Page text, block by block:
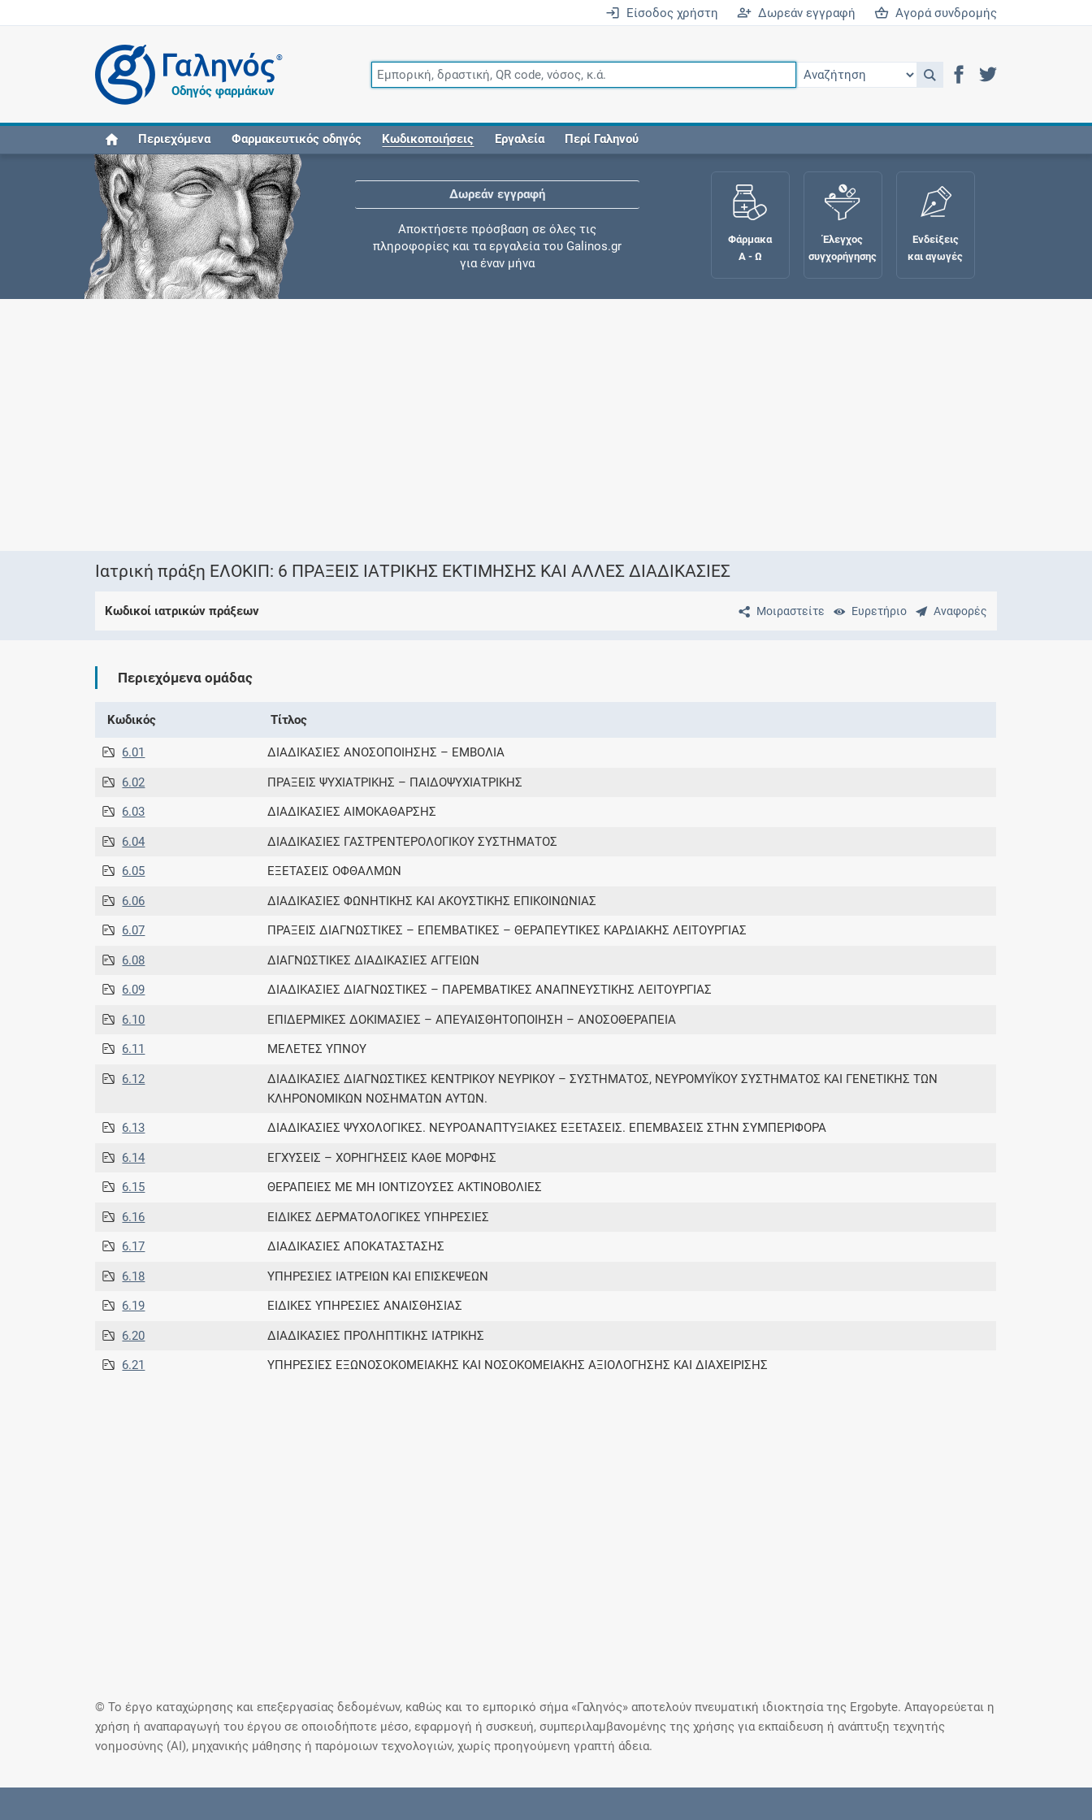
Είσοδος χρήστη Δωρεάν εγγραφή Αγορά συνδρομής
®
Οδηγός φαρμάκων
Περιεχόμενα Φαρμακευτικός οδηγός Κωδικοποιήσεις Εργαλεία Περί Γαληνού
Δωρεάν εγγραφή
Αποκτήσετε πρόσβαση σε όλες τις
πληροφορίες και τα εργαλεία του Galinos.gr
για έναν μήνα
Συνδρομές
Μάθετε περισσότερα για τα οφέλη και τις
προγραμμάτων
Ενδείξεις και αγωγές
Βρείτε θεραπευτικές ενδείξεις και αγωγές για
νόσους, συμπτώματα και ιατρικές πράξεις
Γνωρίζατε ότι...
Μοιραζόμαστε μαζί σας γεγονότα της
πορείας του Galinos.gr από το 2011 μέχρι
Φάρμακα
Α - Ω
Έλεγχος
συγχορήγησης
Ενδείξεις
και αγωγές
Ιατρική πράξη ΕΛΟΚΙΠ: 6 ΠΡΑΞΕΙΣ ΙΑΤΡΙΚΗΣ ΕΚΤΙΜΗΣΗΣ ΚΑΙ ΑΛΛΕΣ ΔΙΑΔΙΚΑΣΙΕΣ
Μοιραστείτε Ευρετήριο Αναφορές
Κωδικοί ιατρικών πράξεων
Περιεχόμενα ομάδας
Κωδικός Τίτλος
6.01 ΔΙΑΔΙΚΑΣΙΕΣ ΑΝΟΣΟΠΟΙΗΣΗΣ – ΕΜΒΟΛΙΑ
6.02 ΠΡΑΞΕΙΣ ΨΥΧΙΑΤΡΙΚΗΣ – ΠΑΙΔΟΨΥΧΙΑΤΡΙΚΗΣ
6.03 ΔΙΑΔΙΚΑΣΙΕΣ ΑΙΜΟΚΑΘΑΡΣΗΣ
6.04 ΔΙΑΔΙΚΑΣΙΕΣ ΓΑΣΤΡΕΝΤΕΡΟΛΟΓΙΚΟΥ ΣΥΣΤΗΜΑΤΟΣ
6.05 ΕΞΕΤΑΣΕΙΣ ΟΦΘΑΛΜΩΝ
6.06 ΔΙΑΔΙΚΑΣΙΕΣ ΦΩΝΗΤΙΚΗΣ ΚΑΙ ΑΚΟΥΣΤΙΚΗΣ ΕΠΙΚΟΙΝΩΝΙΑΣ
6.07 ΠΡΑΞΕΙΣ ΔΙΑΓΝΩΣΤΙΚΕΣ – ΕΠΕΜΒΑΤΙΚΕΣ – ΘΕΡΑΠΕΥΤΙΚΕΣ ΚΑΡΔΙΑΚΗΣ ΛΕΙΤΟΥΡΓΙΑΣ
6.08 ΔΙΑΓΝΩΣΤΙΚΕΣ ΔΙΑΔΙΚΑΣΙΕΣ ΑΓΓΕΙΩΝ
6.09 ΔΙΑΔΙΚΑΣΙΕΣ ΔΙΑΓΝΩΣΤΙΚΕΣ – ΠΑΡΕΜΒΑΤΙΚΕΣ ΑΝΑΠΝΕΥΣΤΙΚΗΣ ΛΕΙΤΟΥΡΓΙΑΣ
6.10 ΕΠΙΔΕΡΜΙΚΕΣ ΔΟΚΙΜΑΣΙΕΣ – ΑΠΕΥΑΙΣΘΗΤΟΠΟΙΗΣΗ – ΑΝΟΣΟΘΕΡΑΠΕΙΑ
6.11 ΜΕΛΕΤΕΣ ΥΠΝΟΥ
6.12
ΔΙΑΔΙΚΑΣΙΕΣ ΔΙΑΓΝΩΣΤΙΚΕΣ ΚΕΝΤΡΙΚΟΥ ΝΕΥΡΙΚΟΥ – ΣΥΣΤΗΜΑΤΟΣ, ΝΕΥΡΟΜΥΪΚΟΥ ΣΥΣΤΗΜΑΤΟΣ ΚΑΙ ΓΕΝΕΤΙΚΗΣ ΤΩΝ
ΚΛΗΡΟΝΟΜΙΚΩΝ ΝΟΣΗΜΑΤΩΝ ΑΥΤΩΝ.
6.13 ΔΙΑΔΙΚΑΣΙΕΣ ΨΥΧΟΛΟΓΙΚΕΣ. ΝΕΥΡΟΑΝΑΠΤΥΞΙΑΚΕΣ ΕΞΕΤΑΣΕΙΣ. ΕΠΕΜΒΑΣΕΙΣ ΣΤΗΝ ΣΥΜΠΕΡΙΦΟΡΑ
6.14 ΕΓΧΥΣΕΙΣ – ΧΟΡΗΓΗΣΕΙΣ ΚΑΘΕ ΜΟΡΦΗΣ
6.15 ΘΕΡΑΠΕΙΕΣ ΜΕ ΜΗ ΙΟΝΤΙΖΟΥΣΕΣ ΑΚΤΙΝΟΒΟΛΙΕΣ
6.16 ΕΙΔΙΚΕΣ ΔΕΡΜΑΤΟΛΟΓΙΚΕΣ ΥΠΗΡΕΣΙΕΣ
6.17 ΔΙΑΔΙΚΑΣΙΕΣ ΑΠΟΚΑΤΑΣΤΑΣΗΣ
6.18 ΥΠΗΡΕΣΙΕΣ ΙΑΤΡΕΙΩΝ ΚΑΙ ΕΠΙΣΚΕΨΕΩΝ
6.19 ΕΙΔΙΚΕΣ ΥΠΗΡΕΣΙΕΣ ΑΝΑΙΣΘΗΣΙΑΣ
6.20 ΔΙΑΔΙΚΑΣΙΕΣ ΠΡΟΛΗΠΤΙΚΗΣ ΙΑΤΡΙΚΗΣ
6.21 ΥΠΗΡΕΣΙΕΣ ΕΞΩΝΟΣΟΚΟΜΕΙΑΚΗΣ ΚΑΙ ΝΟΣΟΚΟΜΕΙΑΚΗΣ ΑΞΙΟΛΟΓΗΣΗΣ ΚΑΙ ΔΙΑΧΕΙΡΙΣΗΣ
© Το έργο καταχώρησης και επεξεργασίας δεδομένων, καθώς και το εμπορικό σήμα «Γαληνός» αποτελούν πνευματική ιδιοκτησία της Ergobyte. Απαγορεύεται η
χρήση ή αναπαραγωγή του έργου σε οποιοδήποτε μέσο, εφαρμογή ή συσκευή, συμπεριλαμβανομένης της χρήσης για εκπαίδευση ή ανάπτυξη τεχνητής
νοημοσύνης (AI), μηχανικής μάθησης ή παρόμοιων τεχνολογιών, χωρίς προηγούμενη γραπτή άδεια.